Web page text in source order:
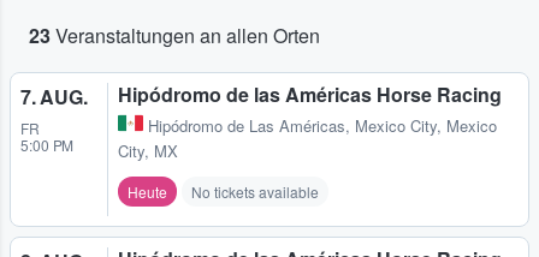
23Veranstaltungen an allen Orten
7. AUG.
FR
5:00 PM
Hipódromo de las Américas Horse Racing
Hipódromo de Las Américas, Mexico City, Mexico
City, MX
Heute No tickets available